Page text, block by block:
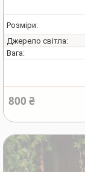
Розміри:
Джерело світла:
Вага:
800 ₴